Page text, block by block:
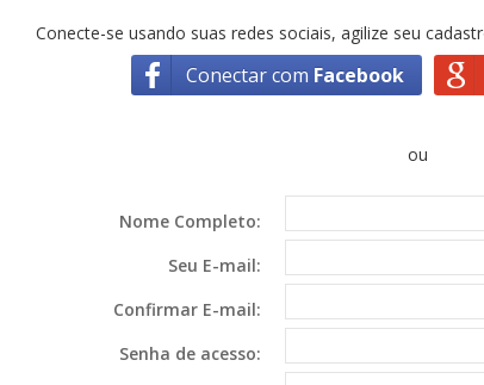
Conecte-se usando suas redes sociais, agilize seu
Conectar com Facebook
ou
Nome Completo:
Seu E-mail:
Confirmar E-mail:
Senha de acesso: